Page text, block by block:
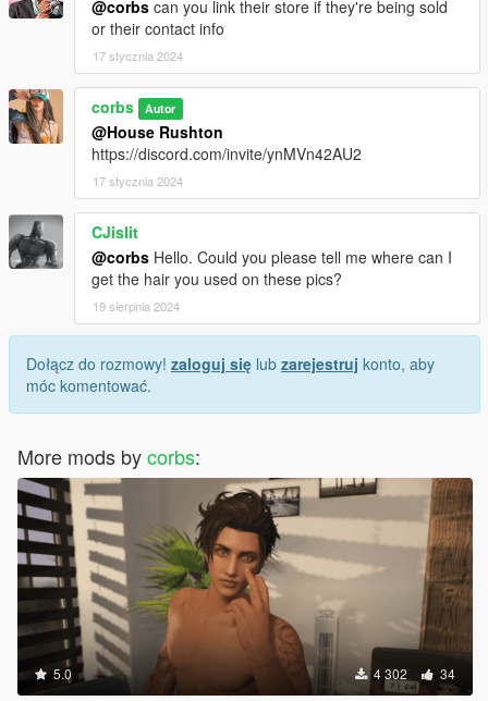
@corbs can you link their store if they're being sold
or their contact info
17 stycznia 2024
corbs Autor
@House Rushton
https://discord.com/invite/ynMVn42AU2
17 stycznia 2024
CJislit
@corbs Hello. Could you please tell me where can I
get the hair you used on these pics?
19 sierpnia 2024
Dołącz do rozmowy! zaloguj się lub zarejestruj konto, aby
móc komentować.
More mods bycorbs:
5.0 4 302 34